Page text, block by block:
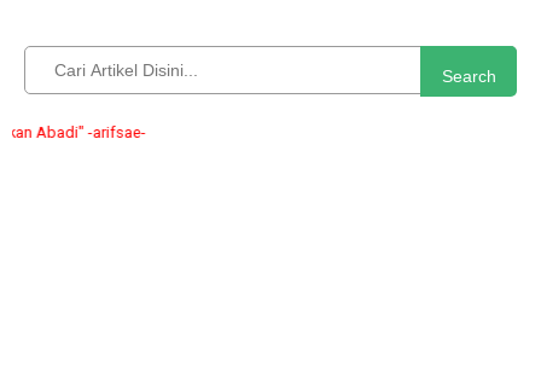
Search
-arifsae-